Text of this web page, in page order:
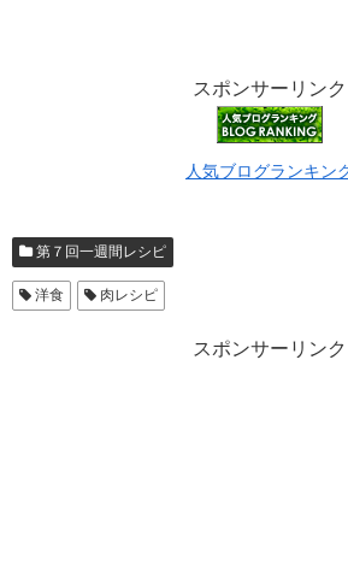
スポンサーリンク
人気ブログランキン
第７回一週間レシピ
洋食 肉レシピ
スポンサーリンク